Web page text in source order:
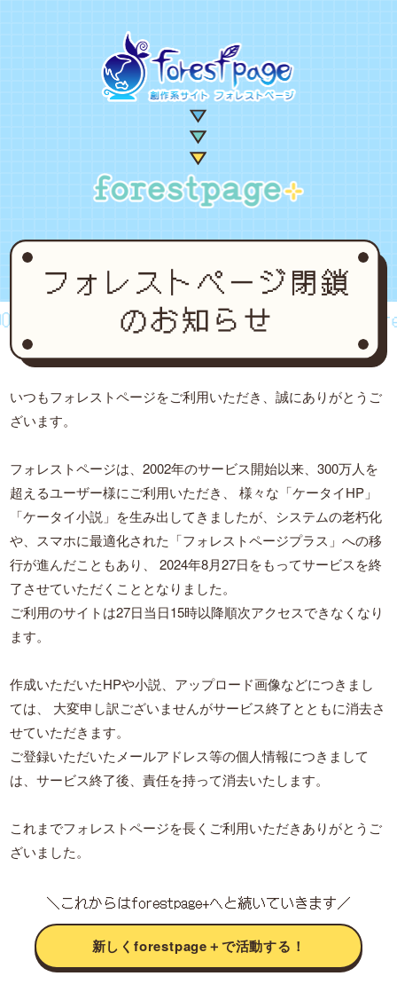
forestpage forever...2002~2024
いつもフォレストページをご利用いただき、誠にありがとうご
ざいます。
フォレストページは、2002年のサービス開始以来、300万人を
超えるユーザー様にご利用いただき、
様々な「ケータイHP」
「ケータイ小説」を生み出してきましたが、システムの老朽化
や、スマホに最適化された「フォレストページプラス」への移
行が進んだこともあり、
2024年8月27日をもってサービスを終
了させていただくこととなりました。
ご利用のサイトは27日当日15時以降順次アクセスできなくなり
ます。
作成いただいたHPや小説、アップロード画像などにつきまし
ては、
大変申し訳ございませんがサービス終了とともに消去さ
せていただきます。
ご登録いただいたメールアドレス等の個人情報につきまして
は、サービス終了後、責任を持って消去いたします。
これまでフォレストページを長くご利用いただきありがとうご
ざいました。
＼これからはforestpage+へと続いていきます／
新しくforestpage＋で活動する！